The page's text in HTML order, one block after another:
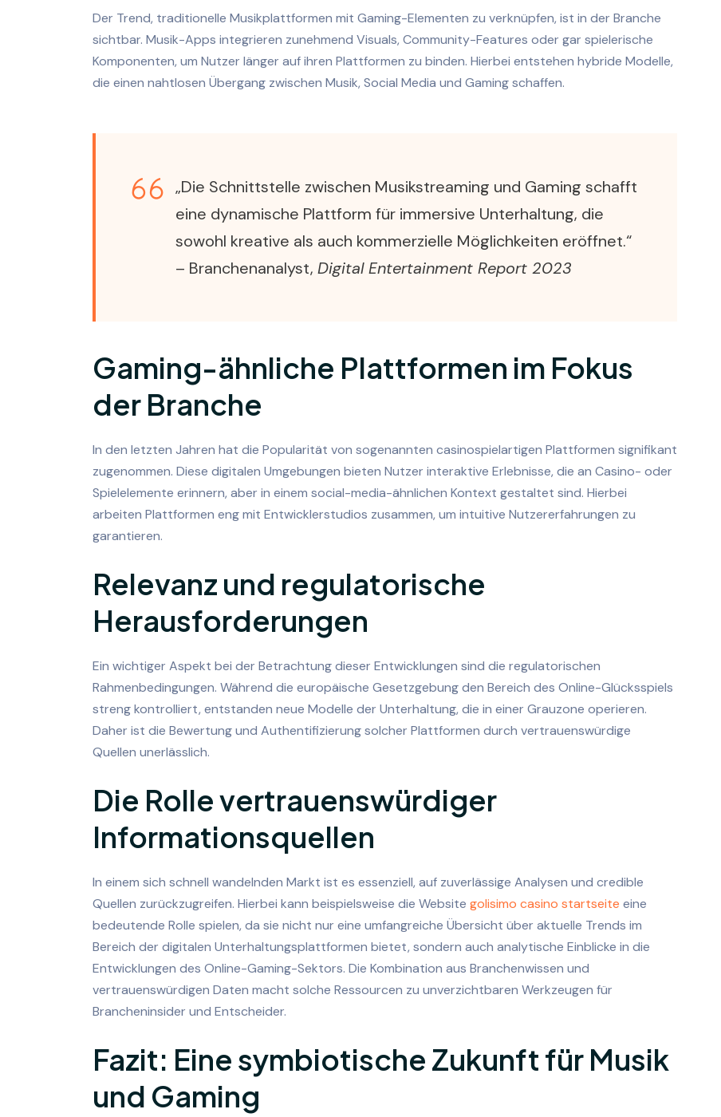
Der Trend, traditionelle Musikplattformen mit Gaming-Elementen zu verknüpfen, ist in der Branche
sichtbar. Musik-Apps integrieren zunehmend Visuals, Community-Features oder gar spielerische
Komponenten, um Nutzer länger auf ihren Plattformen zu binden. Hierbei entstehen hybride Modelle,
die einen nahtlosen Übergang zwischen Musik, Social Media und Gaming schaffen.
„Die Schnittstelle zwischen Musikstreaming und Gaming schafft
eine dynamische Plattform für immersive Unterhaltung, die
sowohl kreative als auch kommerzielle Möglichkeiten eröffnet.“
– Branchenanalyst, Digital Entertainment Report 2023
Gaming-ähnliche Plattformen im Fokus
der Branche
In den letzten Jahren hat die Popularität von sogenannten casinospielartigen Plattformen signifikant
zugenommen. Diese digitalen Umgebungen bieten Nutzer interaktive Erlebnisse, die an Casino- oder
Spielelemente erinnern, aber in einem social-media-ähnlichen Kontext gestaltet sind. Hierbei
arbeiten Plattformen eng mit Entwicklerstudios zusammen, um intuitive Nutzererfahrungen zu
garantieren.
Relevanz und regulatorische
Herausforderungen
Ein wichtiger Aspekt bei der Betrachtung dieser Entwicklungen sind die regulatorischen
Rahmenbedingungen. Während die europäische Gesetzgebung den Bereich des Online-Glücksspiels
streng kontrolliert, entstanden neue Modelle der Unterhaltung, die in einer Grauzone operieren.
Daher ist die Bewertung und Authentifizierung solcher Plattformen durch vertrauenswürdige
Quellen unerlässlich.
Die Rolle vertrauenswürdiger
Informationsquellen
In einem sich schnell wandelnden Markt ist es essenziell, auf zuverlässige Analysen und credible
Quellen zurückzugreifen. Hierbei kann beispielsweise die Website golisimo casino startseite eine
bedeutende Rolle spielen, da sie nicht nur eine umfangreiche Übersicht über aktuelle Trends im
Bereich der digitalen Unterhaltungsplattformen bietet, sondern auch analytische Einblicke in die
Entwicklungen des Online-Gaming-Sektors. Die Kombination aus Branchenwissen und
vertrauenswürdigen Daten macht solche Ressourcen zu unverzichtbaren Werkzeugen für
Brancheninsider und Entscheider.
Fazit: Eine symbiotische Zukunft für Musik
und Gaming